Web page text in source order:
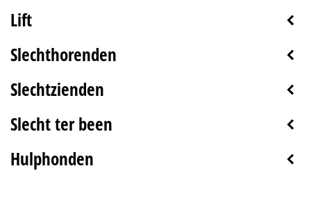
Lift
Slechthorenden
Slechtzienden
Slecht ter been
Hulphonden